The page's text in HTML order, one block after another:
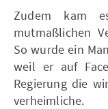
Zudem kam
mutmaßlichen
So wurde ein
weil er auf
Regierung die
verheimliche.